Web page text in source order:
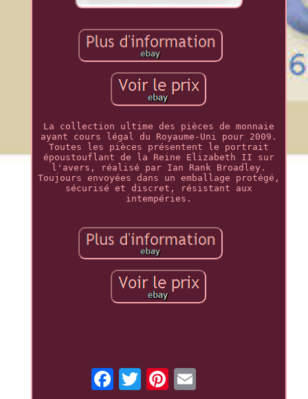
La collection ultime des pièces de monnaie
ayant cours légal du Royaume-Uni pour 2009.
Toutes les pièces présentent le portrait
époustouflant de la Reine Elizabeth II sur
l'avers, réalisé par Ian Rank Broadley.
Toujours envoyées dans un emballage protégé,
sécurisé et discret, résistant aux
intempéries.